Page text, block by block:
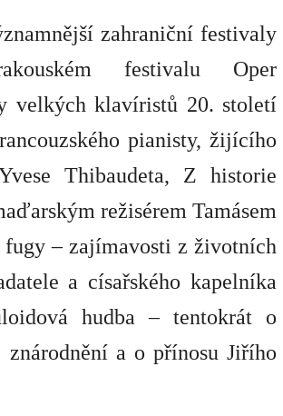
zahraniční festivaly
festivalu Oper
velkých klavíristů 20. století
pianisty, žijícího
Thibaudeta, Z historie
režisérem Tamásem
fugy – zajímavosti z životních
a císařského kapelníka
hudba – tentokrát o
znárodněnía o přínosu Jiřího